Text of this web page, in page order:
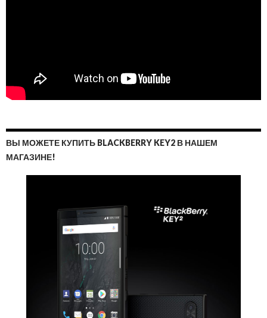
ВЫ МОЖЕТЕ КУПИТЬ BLACKBERRY KEY2 В НАШЕМ
МАГАЗИНЕ!